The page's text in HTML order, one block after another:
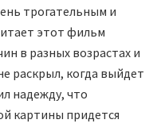
трогательным и
этот фильм
в разных возрастах и
раскрыл, когда выйдет
надежду, что
картины придется